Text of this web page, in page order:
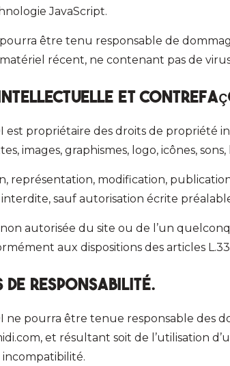
JavaScript.
être tenu responsable de
récent, ne contenant pas de
intellectuelle et
est propriétaire des droits de propriété
images, graphismes, logo, icônes, sons,
représentation, modification,
sauf autorisation écrite
autorisée du site ou de l’un
aux dispositions des articles
de responsabilité.
ne pourra être tenue responsable des
et résultant soit de l’utilisation
incompatibilité.